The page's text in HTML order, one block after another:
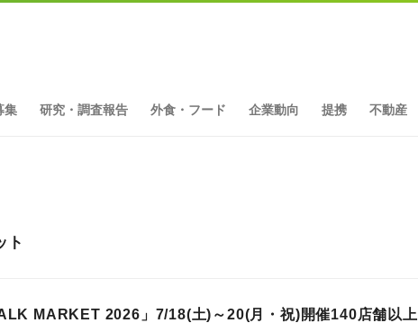
集 研究・調査報告 外食・フード 企業動向 提携 不動産
ト
MARKET 2026」7/18(土)～20(月・祝)開催140店舗以